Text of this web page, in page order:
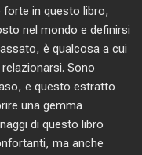
forte in questo libro,
nel mondo e definirsi
è qualcosa a cui
Sono
e questo estratto
una gemma
di questo libro
ma anche